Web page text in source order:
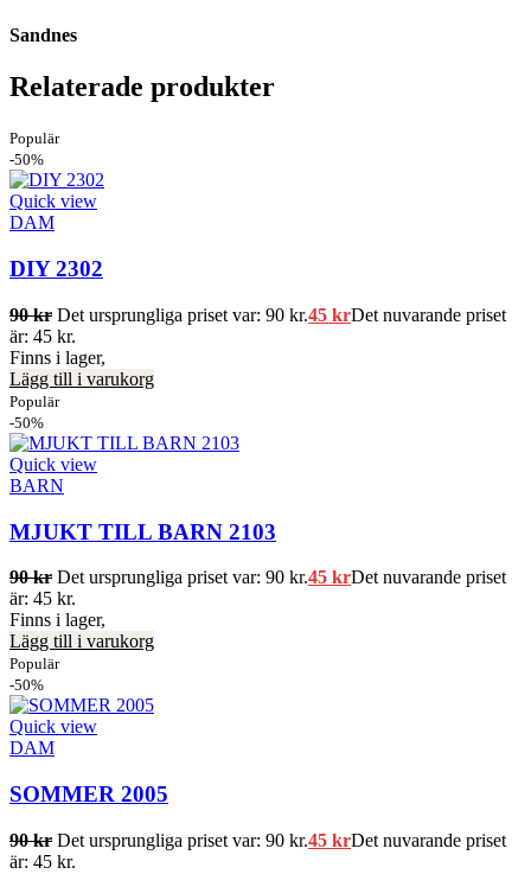
Sandnes
Relaterade produkter
Populär
-50%
Quick view
DAM
DIY 2302
90kr Det ursprungliga priset var: 90 kr.45 krDet nuvarande priset
är: 45 kr.
Finns i lager,
Lägg till i varukorg
Populär
-50%
Quick view
BARN
MJUKT TILL BARN 2103
90kr Det ursprungliga priset var: 90 kr.45 krDet nuvarande priset
är: 45 kr.
Finns i lager,
Lägg till i varukorg
Populär
-50%
Quick view
DAM
SOMMER 2005
90kr Det ursprungliga priset var: 90 kr.45 krDet nuvarande priset
är: 45 kr.